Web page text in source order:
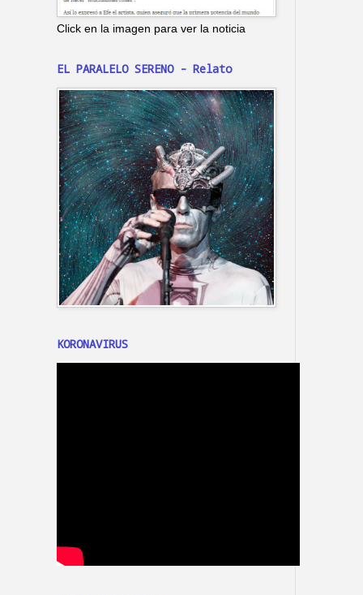
Click en la imagen para ver la noticia
EL PARALELO SERENO - Relato
KORONAVIRUS